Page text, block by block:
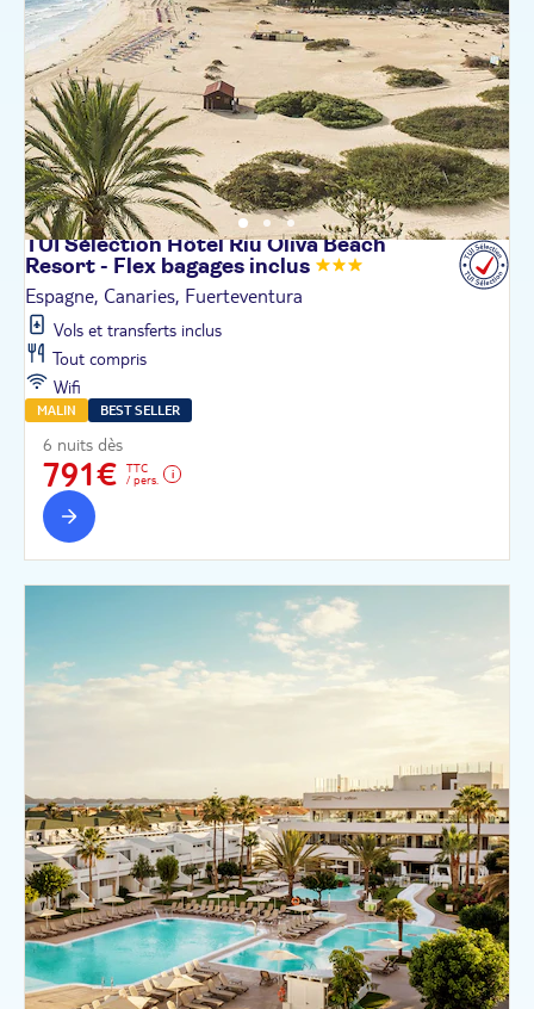
TUI Sélection Hôtel Riu Oliva Beach
Resort - Flex bagages inclus
Espagne, Canaries, Fuerteventura
Vols et transferts inclus
Tout compris
Wifi
MALIN BEST SELLER
6 nuits dès
791€
TTC
/ pers.